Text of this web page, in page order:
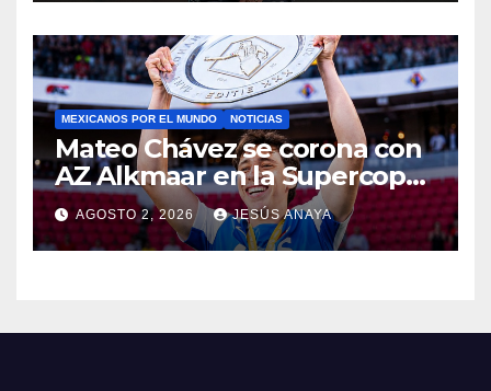
MEXICANOS POR EL MUNDO NOTICIAS
Mateo Chávez se corona con
AZ Alkmaar en la Supercopa
de Países Bajos
AGOSTO 2, 2026 JESÚS ANAYA